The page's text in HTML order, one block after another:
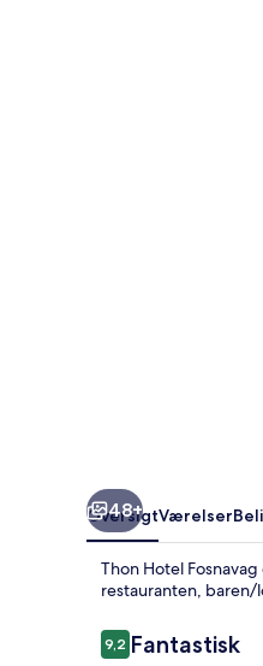
48+
OversigtVærelser
Thon Hotel
restauranten,
Anmeldelser
9,29,2 ud af 10.
Fantastisk